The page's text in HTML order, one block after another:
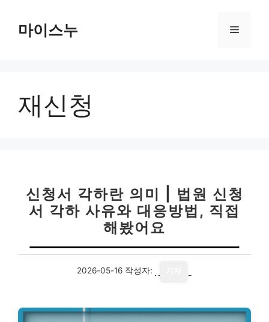
마이스누 메
재신청
신청서 각하란 의미 | 법원 신청
서 각하 사유와 대응방법, 직접
해봤어요
2026-05-16 작성자: